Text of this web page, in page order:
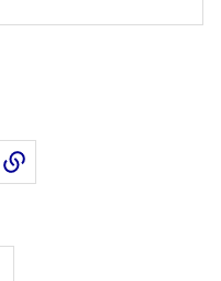
Twitter)
LinkedInpar email